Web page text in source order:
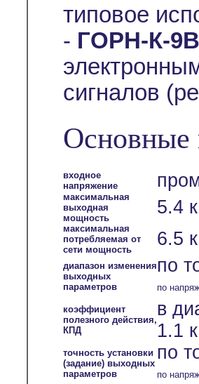
типовое
- ГОРН-К-
сигналов
Основные
входное
напряжение
максимальная
выходная
мощность
5.4
максимальная
потребляемая от
сети мощность
6.5
диапазон изменения
выходных
параметров
по
по
коэффициент
полезного действия,
КПД
в
1.1
точность установки
(задание) выходных
параметров
по
по